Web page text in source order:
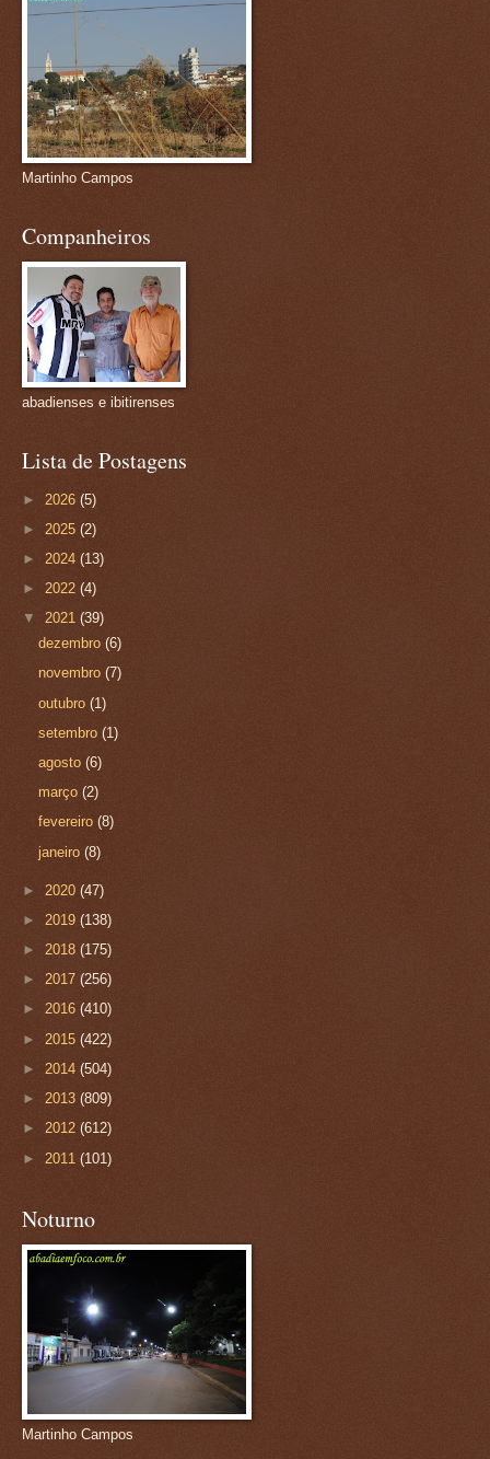
Martinho Campos
Companheiros
abadienses e ibitirenses
Lista de Postagens
► 2026 (5)
► 2025 (2)
► 2024 (13)
► 2022 (4)
▼ 2021 (39)
dezembro(6)
novembro(7)
outubro(1)
setembro(1)
agosto(6)
março(2)
fevereiro(8)
janeiro(8)
► 2020 (47)
► 2019 (138)
► 2018 (175)
► 2017 (256)
► 2016 (410)
► 2015 (422)
► 2014 (504)
► 2013 (809)
► 2012 (612)
► 2011 (101)
Noturno
Martinho Campos